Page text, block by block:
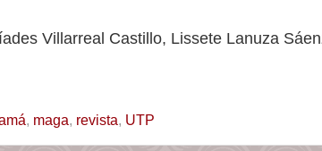
Villarreal Castillo, Lissete Lanuza
, maga, revista, UTP